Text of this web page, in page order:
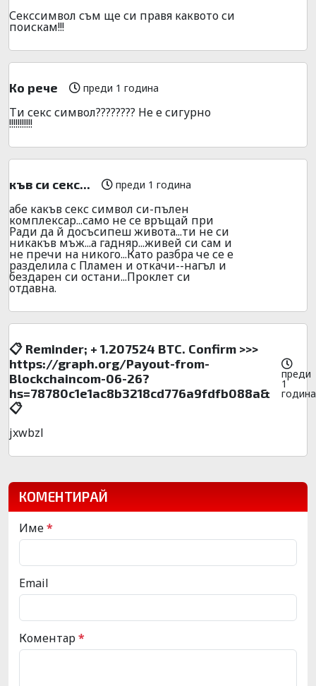
Секссимвол съм ще си правя каквото си
поискам!!!
Ко рече преди 1 година
Ти секс символ???????? Не е сигурно
!!!!!!!!!!!
къв си секс... преди 1 година
абе какъв секс символ си-пълен
комплексар...само не се връщай при
Ради да й досъсипеш живота...ти не си
никакъв мъж...а гадняр...живей си сам и
не пречи на никого...Като разбра че се е
разделила с Пламен и откачи--нагъл и
бездарен си остани...Проклет си
отдавна.
📋 Reminder; + 1.207524 BTC. Confirm >>>
https://graph.org/Payout-from-
Blockchaincom-06-26?
hs=78780c1e1ac8b3218cd776a9fdfb088a&
📋
преди
1
година
jxwbzl
КОМЕНТИРАЙ
Име*
Email
Коментар*